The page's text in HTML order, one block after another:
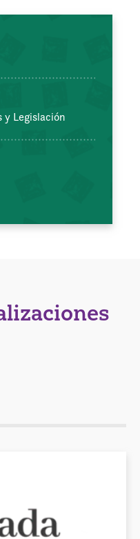
y Legislación